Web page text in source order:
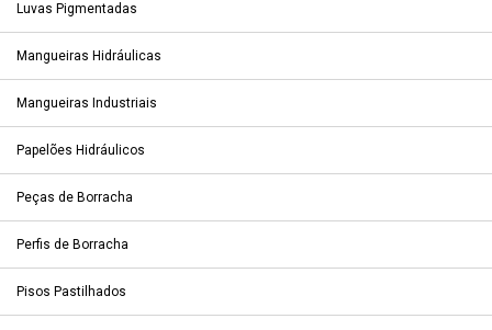
Luvas Pigmentadas
Mangueiras Hidráulicas
Mangueiras Industriais
Papelões Hidráulicos
Peças de Borracha
Perfis de Borracha
Pisos Pastilhados